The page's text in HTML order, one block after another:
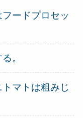
ードプロセッ
。
マトは粗みじ